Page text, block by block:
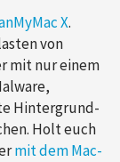
X.
von
mit nur einem
Hintergrund-
Holt euch
mit dem Mac-